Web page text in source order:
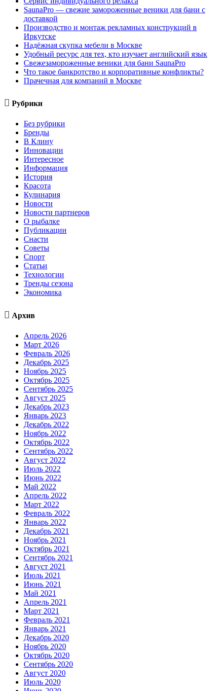
SaunaPro — свежие замороженные веники для бани с
доставкой
Производство и монтаж рекламных конструкций в
Иркутске
Надёжная скупка мебели в Москве
Удобный ресурс для тех, кто изучает английский язык
Свежезамороженные веники для бани SaunaPro
Что такое банкротство и корпоративные конфликты?
Прачечная для компаний в Москве
 Рубрики
Без рубрики
Бренды
В Клину
Инновации
Интересное
Информация
История
Красота
Кулинария
Новости
Новости партнеров
О рыбалке
Публикации
Снасти
Советы
Спорт
Статьи
Технологии
Тренды сезона
Экономика
 Архив
Апрель 2026
Март 2026
Февраль 2026
Декабрь 2025
Ноябрь 2025
Октябрь 2025
Сентябрь 2025
Август 2025
Декабрь 2023
Январь 2023
Декабрь 2022
Ноябрь 2022
Октябрь 2022
Сентябрь 2022
Август 2022
Июль 2022
Июнь 2022
Май 2022
Апрель 2022
Март 2022
Февраль 2022
Январь 2022
Декабрь 2021
Ноябрь 2021
Октябрь 2021
Сентябрь 2021
Август 2021
Июль 2021
Июнь 2021
Май 2021
Апрель 2021
Март 2021
Февраль 2021
Январь 2021
Декабрь 2020
Ноябрь 2020
Октябрь 2020
Сентябрь 2020
Август 2020
Июль 2020